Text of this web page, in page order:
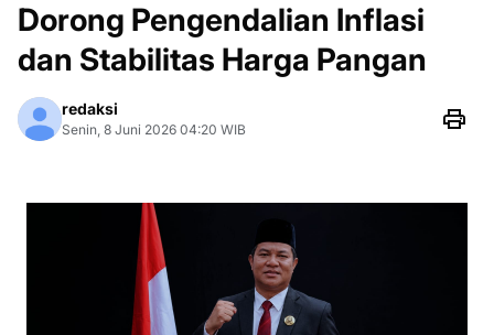
Dorong Pengendalian Inflasi
dan Stabilitas Harga Pangan
redaksi
Senin, 8 Juni 2026 04:20 WIB